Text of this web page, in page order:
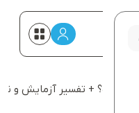
چیست؟ + تفسیر آزمایش و